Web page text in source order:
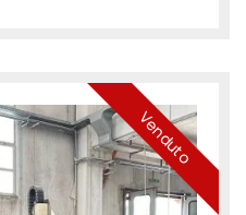
Venduto